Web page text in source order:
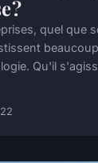
?
quel que
Qu'il